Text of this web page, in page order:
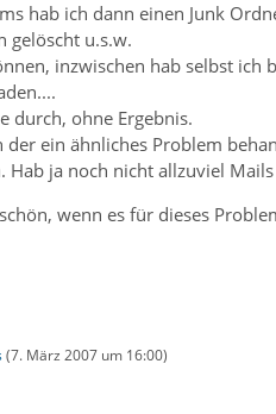
hab ich dann einen Junk
gelöscht u.s.w.
inzwischen hab selbst
durch, ohne Ergebnis.
der ein ähnliches Problem
ja noch nicht allzuviel
wenn es für dieses
(7. März 2007 um 16:00)